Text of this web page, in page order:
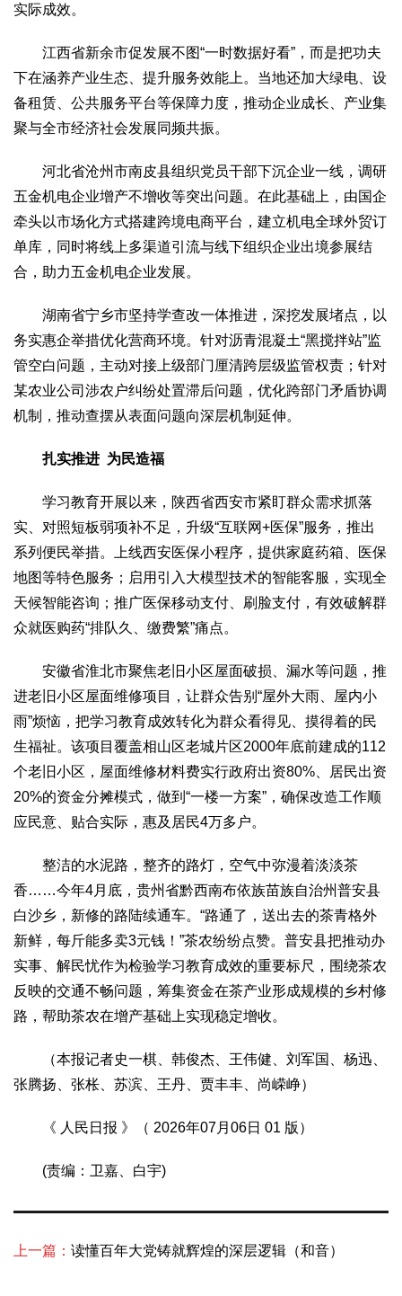
信息
地方动态 地方强音
在线期刊
2017 2016 2015 2018 2019
杂志简介 杂志编委会 组织机构 联系我们 智慧中国动态
智慧城市
智慧环保
智慧会客厅 县域经济
工作动态 康养思语 明星老人 项目介绍
县域经济
合作伙伴
实际成效。
江西省新余市促发展不图“一时数据好看”，而是把功夫
下在涵养产业生态、提升服务效能上。当地还加大绿电、设
备租赁、公共服务平台等保障力度，推动企业成长、产业集
聚与全市经济社会发展同频共振。
河北省沧州市南皮县组织党员干部下沉企业一线，调研
五金机电企业增产不增收等突出问题。在此基础上，由国企
牵头以市场化方式搭建跨境电商平台，建立机电全球外贸订
单库，同时将线上多渠道引流与线下组织企业出境参展结
合，助力五金机电企业发展。
湖南省宁乡市坚持学查改一体推进，深挖发展堵点，以
务实惠企举措优化营商环境。针对沥青混凝土“黑搅拌站”监
管空白问题，主动对接上级部门厘清跨层级监管权责；针对
某农业公司涉农户纠纷处置滞后问题，优化跨部门矛盾协调
机制，推动查摆从表面问题向深层机制延伸。
扎实推进 为民造福
学习教育开展以来，陕西省西安市紧盯群众需求抓落
实、对照短板弱项补不足，升级“互联网+医保”服务，推出
系列便民举措。上线西安医保小程序，提供家庭药箱、医保
地图等特色服务；启用引入大模型技术的智能客服，实现全
天候智能咨询；推广医保移动支付、刷脸支付，有效破解群
众就医购药“排队久、缴费繁”痛点。
安徽省淮北市聚焦老旧小区屋面破损、漏水等问题，推
进老旧小区屋面维修项目，让群众告别“屋外大雨、屋内小
雨”烦恼，把学习教育成效转化为群众看得见、摸得着的民
生福祉。该项目覆盖相山区老城片区2000年底前建成的112
个老旧小区，屋面维修材料费实行政府出资80%、居民出资
20%的资金分摊模式，做到“一楼一方案”，确保改造工作顺
应民意、贴合实际，惠及居民4万多户。
整洁的水泥路，整齐的路灯，空气中弥漫着淡淡茶
香……今年4月底，贵州省黔西南布依族苗族自治州普安县
白沙乡，新修的路陆续通车。“路通了，送出去的茶青格外
新鲜，每斤能多卖3元钱！”茶农纷纷点赞。普安县把推动办
实事、解民忧作为检验学习教育成效的重要标尺，围绕茶农
反映的交通不畅问题，筹集资金在茶产业形成规模的乡村修
路，帮助茶农在增产基础上实现稳定增收。
（本报记者史一棋、韩俊杰、王伟健、刘军国、杨迅、
张腾扬、张枨、苏滨、王丹、贾丰丰、尚嵘峥）
《 人民日报 》（ 2026年07月06日 01 版）
(责编：卫嘉、白宇)
上一篇： 读懂百年大党铸就辉煌的深层逻辑（和音）